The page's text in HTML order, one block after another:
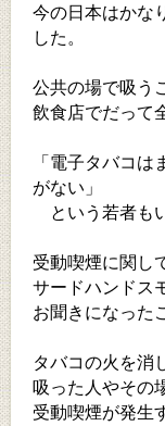
今の日本はかな
した。
公共の場で吸う
飲食店でだって
「電子タバコ
がない」
という若者も
受動喫煙に関し
サードハンドス
お聞きになった
タバコの火を消
吸った人やその
受動喫煙が発生